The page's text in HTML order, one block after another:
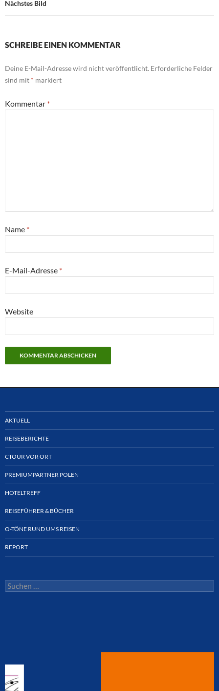
Nächstes Bild
SCHREIBE EINEN KOMMENTAR
Deine E-Mail-Adresse wird nicht veröffentlicht. Erforderliche Felder
sind mit * markiert
Kommentar *
Name *
E-Mail-Adresse *
Website
AKTUELL
REISEBERICHTE
CTOUR VOR ORT
PREMIUMPARTNER POLEN
HOTELTREFF
REISEFÜHRER & BÜCHER
O-TÖNE RUND UMS REISEN
REPORT
Suchen
nach: